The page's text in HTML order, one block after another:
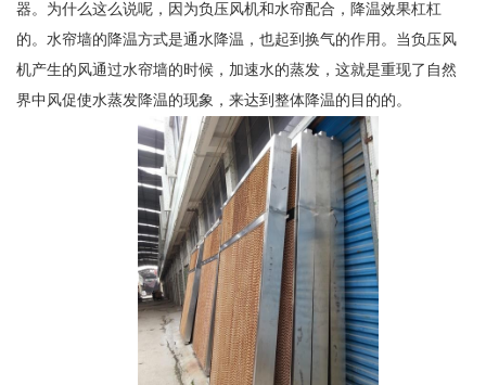
器。为什么这么说呢，因为负压风机和水帘配合，降温效果杠杠
的。水帘墙的降温方式是通水降温，也起到换气的作用。当负压风
机产生的风通过水帘墙的时候，加速水的蒸发，这就是重现了自然
界中风促使水蒸发降温的现象，来达到整体降温的目的的。